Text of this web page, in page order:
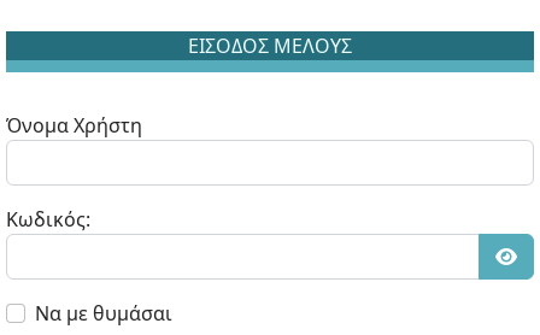
ΕΙΣΟΔΟΣ ΜΕΛΟΥΣ
Όνομα Χρήστη
Κωδικός:
Να με θυμάσαι